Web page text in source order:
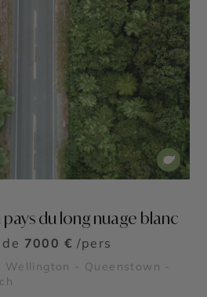
du long nuage blanc
7000 € /pers
- Queenstown -